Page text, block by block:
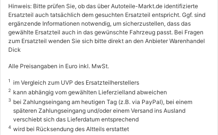
Hinweis: Bitte prüfen Sie, ob das über Autoteile-Markt.de identifizierte
Ersatzteil auch tatsächlich dem gesuchten Ersatzteil entspricht. Ggf. sind
ergänzende Informationen notwendig, um sicherzustellen, dass das
gewählte Ersatzteil auch in das gewünschte Fahrzeug passt. Bei Fragen
zum Ersatzteil wenden Sie sich bitte direkt an den Anbieter Warenhandel
Dick
Alle Preisangaben in Euro inkl. MwSt.
1 im Vergleich zum UVP des Ersatzteilherstellers
2 kann abhängig vom gewählten Lieferzielland abweichen
3 bei Zahlungseingang am heutigen Tag (z.B. via PayPal), bei einem
späteren Zahlungseingang und/oder einem Versand ins Ausland
verschiebt sich das Lieferdatum entsprechend
4 wird bei Rücksendung des Altteils erstattet